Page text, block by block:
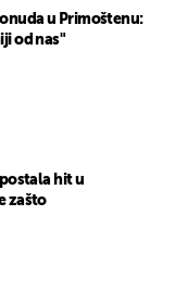
u Primoštenu:
od nas"
hit u
zašto